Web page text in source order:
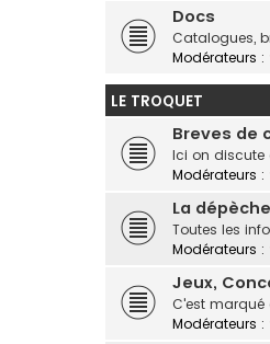
Docs
Catalogues,
Modérateurs :
LE TROQUET
Breves de
Ici on
Modérateurs :
La
Toutes les
Modérateurs :
Jeux,
C'est marqué
Modérateurs :